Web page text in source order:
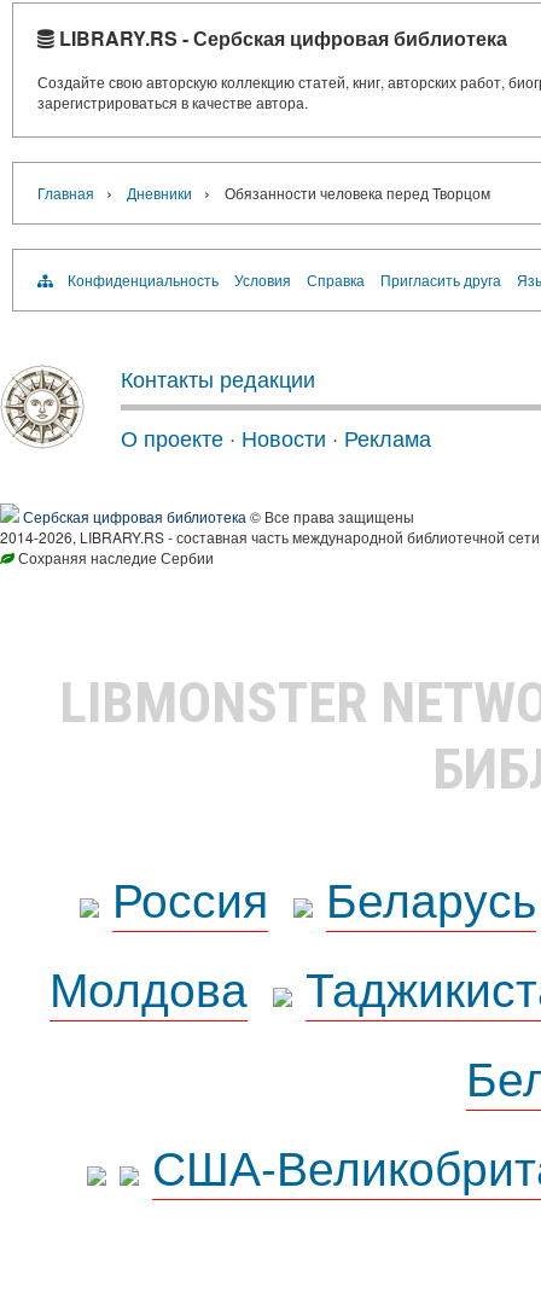
LIBRARY.RS - Сербская цифровая библиотека
Создайте свою авторскую коллекцию статей, книг, авторских работ,
зарегистрироваться в качестве автора.
Главная › Дневники › Обязанности человека перед Творцом
Конфиденциальность Условия Справка Пригласить друга
Контакты редакции
О проекте · Новости · Реклама
Сербская цифровая библиотека © Все права защищены
2014-2026, LIBRARY.RS - составная часть международной библиотечной
Сохраняя наследие Сербии
LIBMONSTER
Россия
Беларусь
Молдова
США-